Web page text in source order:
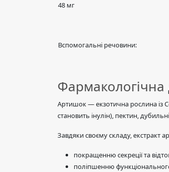
48 мг
Вспомогальні речовини:
Фармакологічна
Артишок — екзотична рослина із
становить інулін), пектин,
Завдяки своєму складу, екстракт
покращенню секреції та
поліпшенню